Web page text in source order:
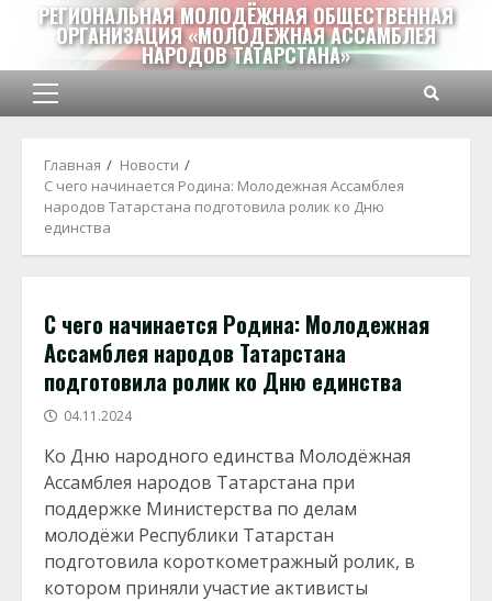
Перейти
содержимому
РЕГИОНАЛЬНАЯ МОЛОДЁЖНАЯ ОБЩЕСТВЕННАЯ
ОРГАНИЗАЦИЯ «МОЛОДЁЖНАЯ АССАМБЛЕЯ
НАРОДОВ ТАТАРСТАНА»
Основное
Главная
Новости
С чего начинается Родина: Молодежная Ассамблея
народов Татарстана подготовила ролик ко Дню
единства
С чего начинается Родина: Молодежная
Ассамблея народов Татарстана
подготовила ролик ко Дню единства
04.11.2024
Ко Дню народного единства Молодёжная
Ассамблея народов Татарстана при
поддержке Министерства по делам
молодёжи Республики Татарстан
подготовила короткометражный ролик, в
котором приняли участие активисты